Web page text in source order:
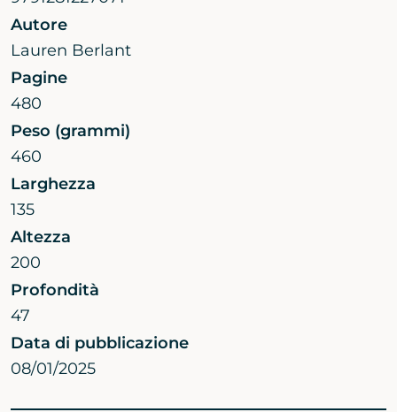
Autore
Lauren Berlant
Pagine
480
Peso (grammi)
460
Larghezza
135
Altezza
200
Profondità
47
Data di pubblicazione
08/01/2025